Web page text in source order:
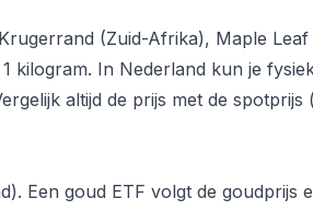
(Zuid-Afrika), Maple Leaf
kilogram. In Nederland kun je
altijd de prijs met de spotprijs
Een goud ETF volgt de goudprijs